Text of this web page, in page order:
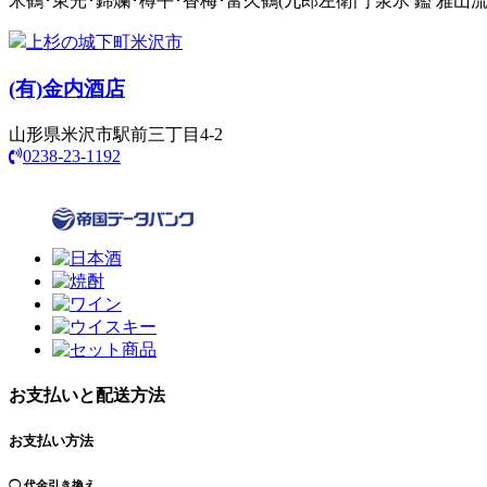
上杉の城下町米沢市
(有)金内酒店
山形県米沢市駅前三丁目4-2
0238-23-1192
お支払いと配送方法
お支払い方法